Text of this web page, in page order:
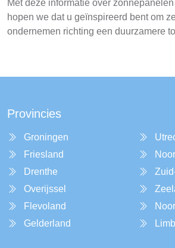
Met deze informatie over
hopen we dat u geïnspireerd bent om
ondernemen richting een duurzamere
Provincies
Groningen
Friesland
Drenthe
Overijssel
Flevoland
Gelderland